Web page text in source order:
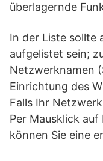
überlagernde
In der Liste sollte
aufgelistet sein;
Netzwerknamen
Einrichtung des
Falls Ihr
Per Mausklick
können Sie eine